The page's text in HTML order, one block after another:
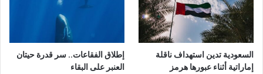
السعودية تدين استهداف ناقلة
إماراتية أثناء عبورها هرمز
إطلاق الفقاعات.. سر قدرة حيتان
العنبر على البقاء